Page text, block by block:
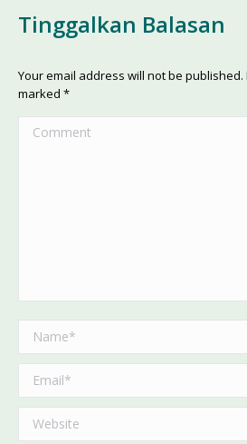
Tinggalkan Balasan
Your email address will not be
marked *
Comment
Name *
Email *
Website